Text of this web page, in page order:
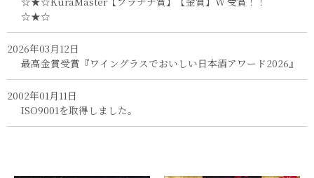
☆★☆
2026年03月12日
最高金賞受賞『ワイングラスでおいしい日本酒アワード2026』
2002年01月11日
ISO9001を取得しました。